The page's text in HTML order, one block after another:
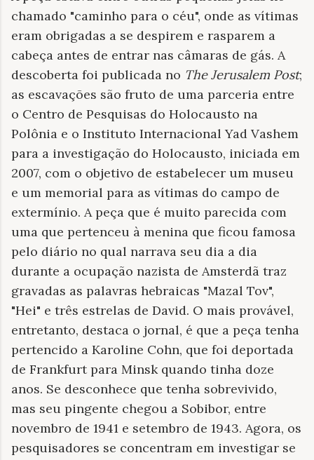
chamado "caminho para o céu", onde as vítimas
eram obrigadas a se despirem e rasparem a
cabeça antes de entrar nas câmaras de gás. A
descoberta foi publicada no The Jerusalem Post;
as escavações são fruto de uma parceria entre
o Centro de Pesquisas do Holocausto na
Polônia e o Instituto Internacional Yad Vashem
para a investigação do Holocausto, iniciada em
2007, com o objetivo de estabelecer um museu
e um memorial para as vítimas do campo de
extermínio. A peça que é muito parecida com
uma que pertenceu à menina que ficou famosa
pelo diário no qual narrava seu dia a dia
durante a ocupação nazista de Amsterdã traz
gravadas as palavras hebraicas "Mazal Tov",
"Hei" e três estrelas de David. O mais provável,
entretanto, destaca o jornal, é que a peça tenha
pertencido a Karoline Cohn, que foi deportada
de Frankfurt para Minsk quando tinha doze
anos. Se desconhece que tenha sobrevivido,
mas seu pingente chegou a Sobibor, entre
novembro de 1941 e setembro de 1943. Agora, os
pesquisadores se concentram em investigar se